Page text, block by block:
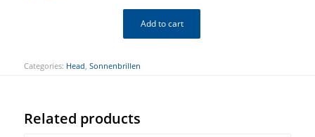
Add to cart
Categories: Head Sonnenbrillen
Related products